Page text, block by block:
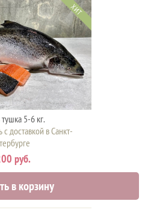
ХИТ
5-6 кг.
с доставкой в Санкт-
руб.
в корзину